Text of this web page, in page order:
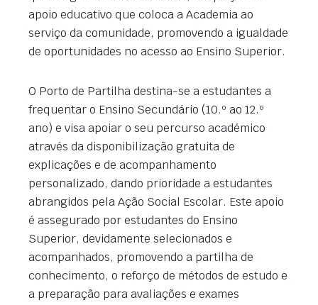
apoio educativo que coloca a Academia ao
serviço da comunidade, promovendo a igualdade
de oportunidades no acesso ao Ensino Superior.
O Porto de Partilha destina-se a estudantes a
frequentar o Ensino Secundário (10.º ao 12.º
ano) e visa apoiar o seu percurso académico
através da disponibilização gratuita de
explicações e de acompanhamento
personalizado, dando prioridade a estudantes
abrangidos pela Ação Social Escolar. Este apoio
é assegurado por estudantes do Ensino
Superior, devidamente selecionados e
acompanhados, promovendo a partilha de
conhecimento, o reforço de métodos de estudo e
a preparação para avaliações e exames